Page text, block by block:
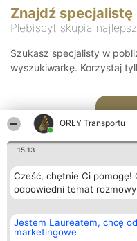
ORŁY Transportu
15:13
Cześć, chętnie Ci pomogę!
odpowiedni temat
Jestem Laureatem, chcę
marketingowe
Znajdź specjalistę
Plebiscyt skupia
Szukasz specjalisty w
wyszukiwarkę. Korzystaj
Organizator plebiscytu
Bright Side Solutions sp. z o.
o. sp. k.